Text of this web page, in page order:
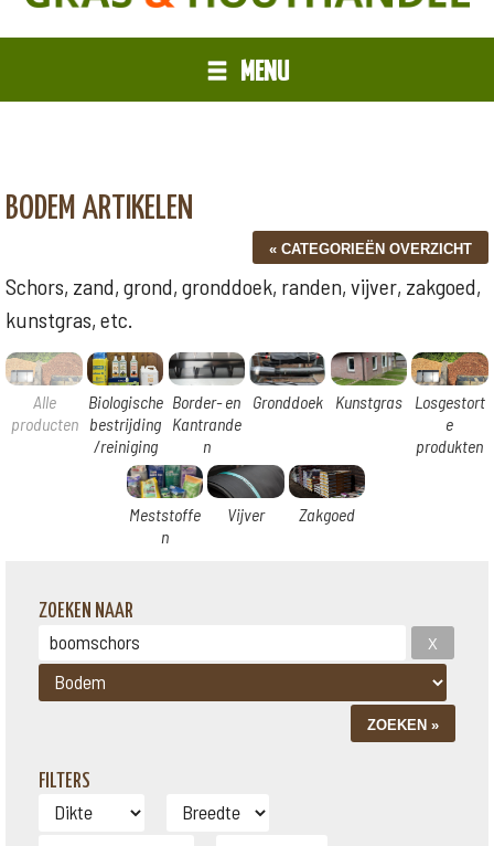
MENU
BODEM ARTIKELEN
Schors, zand, grond, gronddoek, randen, vijver, zakgoed,
kunstgras, etc.
Alle
producten
Biologische
bestrijding
/reiniging
Border- en
Kantrande
n
Gronddoek Kunstgras
Losgestort
e
produkten
Meststoffe
n
Vijver Zakgoed
ZOEKEN NAAR
FILTERS